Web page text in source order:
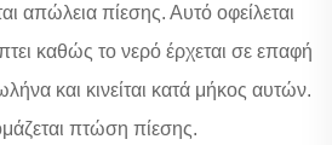
απώλεια πίεσης. Αυτό οφείλεται
καθώς το νερό έρχεται σε επαφή
και κινείται κατά μήκος αυτών.
πτώση πίεσης.